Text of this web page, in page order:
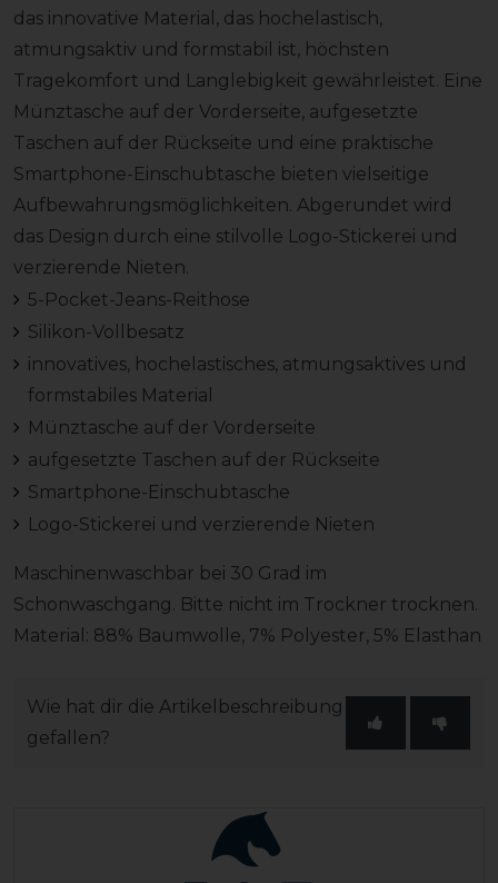
das innovative Material, das hochelastisch,
atmungsaktiv und formstabil ist, höchsten
Tragekomfort und Langlebigkeit gewährleistet. Eine
Münztasche auf der Vorderseite, aufgesetzte
Taschen auf der Rückseite und eine praktische
Smartphone-Einschubtasche bieten vielseitige
Aufbewahrungsmöglichkeiten. Abgerundet wird
das Design durch eine stilvolle Logo-Stickerei und
verzierende Nieten.
5-Pocket-Jeans-Reithose
Silikon-Vollbesatz
innovatives, hochelastisches, atmungsaktives und
formstabiles Material
Münztasche auf der Vorderseite
aufgesetzte Taschen auf der Rückseite
Smartphone-Einschubtasche
Logo-Stickerei und verzierende Nieten
Maschinenwaschbar bei 30 Grad im
Schonwaschgang. Bitte nicht im Trockner trocknen.
Material: 88% Baumwolle, 7% Polyester, 5% Elasthan
Wie hat dir die Artikelbeschreibung
gefallen?